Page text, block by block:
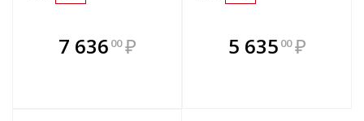
7 636 00 ₽
В комплекте
всегда выгоднее!
В комплекте
всегда выгоднее!
5 635 00 ₽